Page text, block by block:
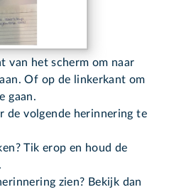
van het scherm om naar
Of op de linkerkant om
gaan.
de volgende herinnering te
Tik erop en houd de
zien? Bekijk dan